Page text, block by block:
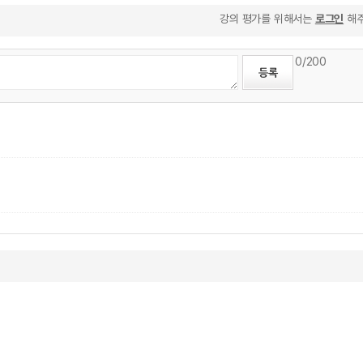
강의 평가를 위해서는 로그인 해
0/200